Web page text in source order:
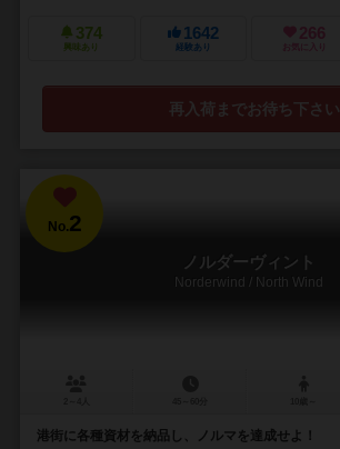
374
興味あり
1642
経験あり
266
お気に入り
再入荷までお待ち下さい
No.2
ノルダーヴィント
Norderwind / North Wind
港街に各種資材を納品し、ノルマを達成せよ！